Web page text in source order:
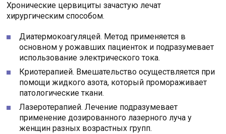
Хронические цервициты зачастую лечат
хирургическим способом.
Диатермокоагуляцей. Метод применяется в
основном у рожавших пациенток и подразумевает
использование электрического тока.
Криотерапией. Вмешательство осуществляется при
помощи жидкого азота, который промораживает
патологические ткани.
Лазеротерапией. Лечение подразумевает
применение дозированного лазерного луча у
женщин разных возрастных групп.